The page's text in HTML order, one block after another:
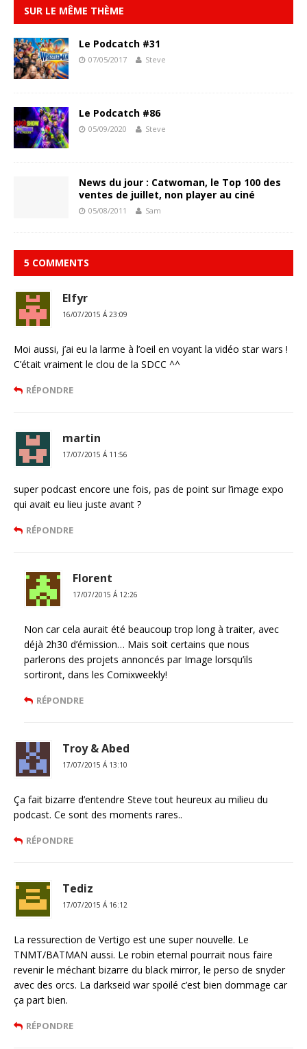
SUR LE MÊME THÈME
Le Podcatch #31
07/05/2017 Steve
Le Podcatch #86
05/09/2020 Steve
News du jour : Catwoman, le Top 100 des
ventes de juillet, non player au ciné
05/08/2011 Sam
5 COMMENTS
Elfyr
16/07/2015 Á 23:09
Moi aussi, j’ai eu la larme à l’oeil en voyant la vidéo star wars !
C’était vraiment le clou de la SDCC ^^
RÉPONDRE
martin
17/07/2015 Á 11:56
super podcast encore une fois, pas de point sur l’image expo
qui avait eu lieu juste avant ?
RÉPONDRE
Florent
17/07/2015 Á 12:26
Non car cela aurait été beaucoup trop long à traiter, avec
déjà 2h30 d’émission… Mais soit certains que nous
parlerons des projets annoncés par Image lorsqu’ils
sortiront, dans les Comixweekly!
RÉPONDRE
Troy & Abed
17/07/2015 Á 13:10
Ça fait bizarre d’entendre Steve tout heureux au milieu du
podcast. Ce sont des moments rares..
RÉPONDRE
Tediz
17/07/2015 Á 16:12
La ressurection de Vertigo est une super nouvelle. Le
TNMT/BATMAN aussi. Le robin eternal pourrait nous faire
revenir le méchant bizarre du black mirror, le perso de snyder
avec des orcs. La darkseid war spoilé c’est bien dommage car
ça part bien.
RÉPONDRE